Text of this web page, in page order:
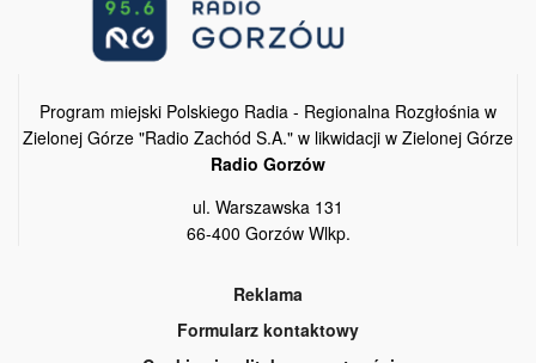
Program miejski Polskiego Radia - Regionalna Rozgłośnia w
Zielonej Górze "Radio Zachód S.A." w likwidacji w Zielonej Górze
Radio Gorzów
ul. Warszawska 131
66-400 Gorzów Wlkp.
Reklama
Formularz kontaktowy